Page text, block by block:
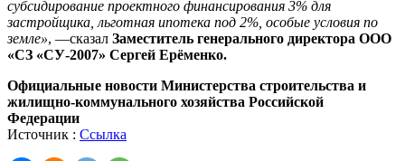
субсидирование проектного финансирования 3% для
застройщика, льготная ипотека под 2%, особые условия по
земле», —сказал Заместитель генерального директора ООО
«СЗ «СУ-2007» Сергей Ерёменко.
Официальные новости Министерства строительства и
жилищно-коммунального хозяйства Российской
Федерации
Источник : Ссылка